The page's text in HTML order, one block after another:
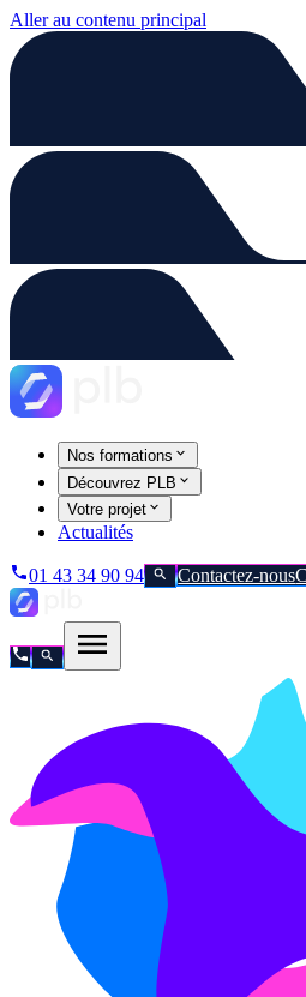
Aller au contenu principal
Nos formations
Découvrez PLB
Votre projet
Actualités
01 43 34 90 94 Contactez-nous